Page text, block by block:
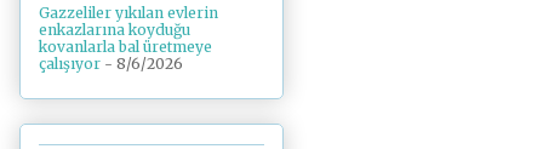
Gazzeliler yıkılan evlerin
enkazlarına koyduğu
kovanlarla bal üretmeye
çalışıyor - 8/6/2026